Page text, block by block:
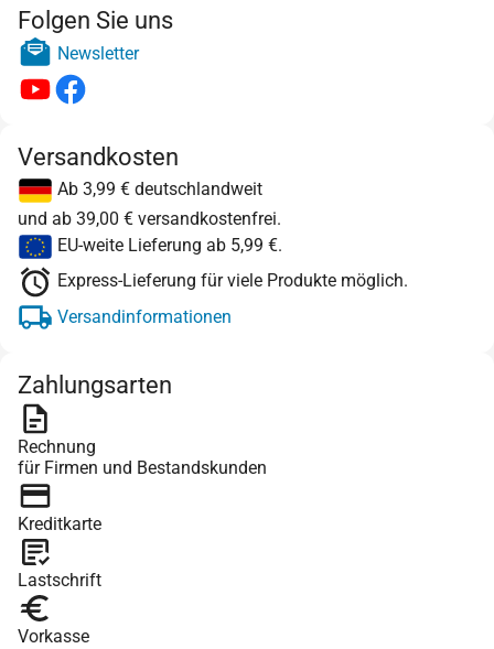
Folgen Sie uns
Newsletter
Versandkosten
Ab 3,99 € deutschlandweit
und ab 39,00 € versandkostenfrei.
EU-weite Lieferung ab 5,99 €.
Express-Lieferung für viele Produkte möglich.
Versandinformationen
Zahlungsarten
Rechnung
für Firmen und Bestandskunden
Kreditkarte
Lastschrift
Vorkasse